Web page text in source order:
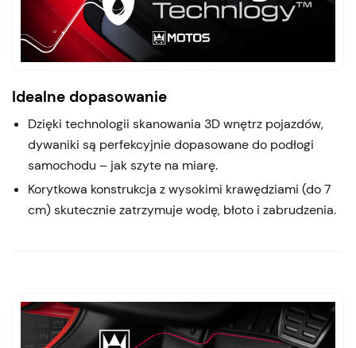
Idealne dopasowanie
Dzięki technologii skanowania 3D wnętrz pojazdów,
dywaniki są perfekcyjnie dopasowane do podłogi
samochodu – jak szyte na miarę.
Korytkowa konstrukcja z wysokimi krawędziami (do 7
cm) skutecznie zatrzymuje wodę, błoto i zabrudzenia.